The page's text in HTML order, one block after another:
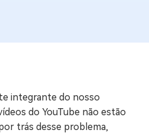
integrante do nosso
do YouTube não estão
trás desse problema,